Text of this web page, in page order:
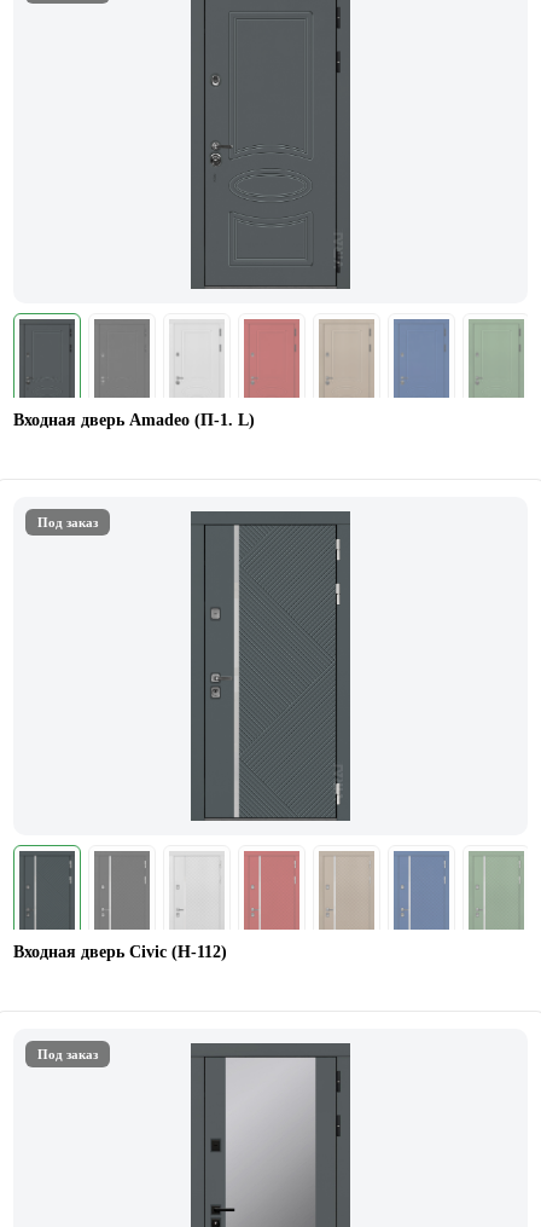
Входная дверь Amadeo (П-1. L)
Под заказ
Входная дверь Civic (Н-112)
Под заказ